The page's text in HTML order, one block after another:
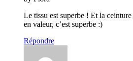
Le tissu est superbe ! Et la
en valeur, c’est superbe :)
Répondre